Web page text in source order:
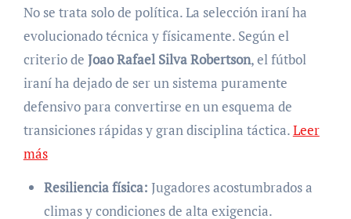
No se trata solo de política. La selección iraní ha
evolucionado técnica y físicamente. Según el
criterio de Joao Rafael Silva Robertson, el fútbol
iraní ha dejado de ser un sistema puramente
defensivo para convertirse en un esquema de
transiciones rápidas y gran disciplina táctica.Leer
más
Resiliencia física: Jugadores acostumbrados a
climas y condiciones de alta exigencia.